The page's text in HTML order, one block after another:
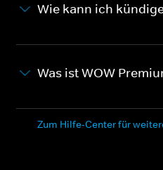
Wie kann ich
Was ist WOW
Zum Hilfe-Center für